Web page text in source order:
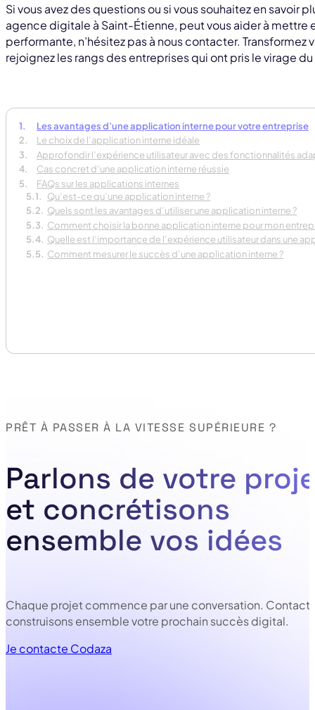
Si vous avez des questions ou si vous souhaitez en savoir
agence digitale à Saint-Étienne, peut vous aider à mettre
performante, n’hésitez pas à nous contacter. Transformez
rejoignez les rangs des entreprises qui ont pris le virage
Les avantages d’une application interne pour votre entreprise
Le choix de l’application interne idéale
Approfondir l’expérience utilisateur avec des fonctionnalités
Cas concret d’une application interne réussie
FAQs sur les applications internes
Qu’est-ce qu’une application interne ?
Quels sont les avantages d’utiliser une application interne ?
Comment choisir la bonne application interne pour mon
Quelle est l’importance de l’expérience utilisateur dans une
Comment mesurer le succès d’une application interne ?
Parlons de votre
et concrétisons
ensemble vos idées
PRÊT À PASSER À LA VITESSE SUPÉRIEURE ?
Chaque projet commence par une conversation.
construisons ensemble votre prochain succès digital.
Je contacte Codaza